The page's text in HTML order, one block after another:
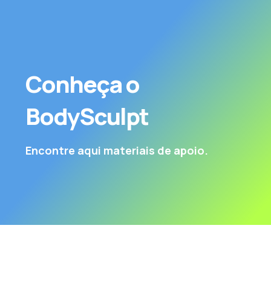
Conheça o
BodySculpt
Encontre aqui materiais de apoio.